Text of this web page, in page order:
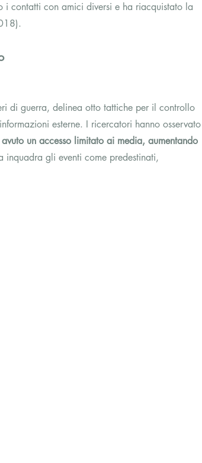
i contatti con amici diversi e ha riacquistato la
di guerra, delinea otto tattiche per il controllo
esterne. I ricercatori hanno osservato
un accesso limitato ai media, aumentando
inquadra gli eventi come predestinati,